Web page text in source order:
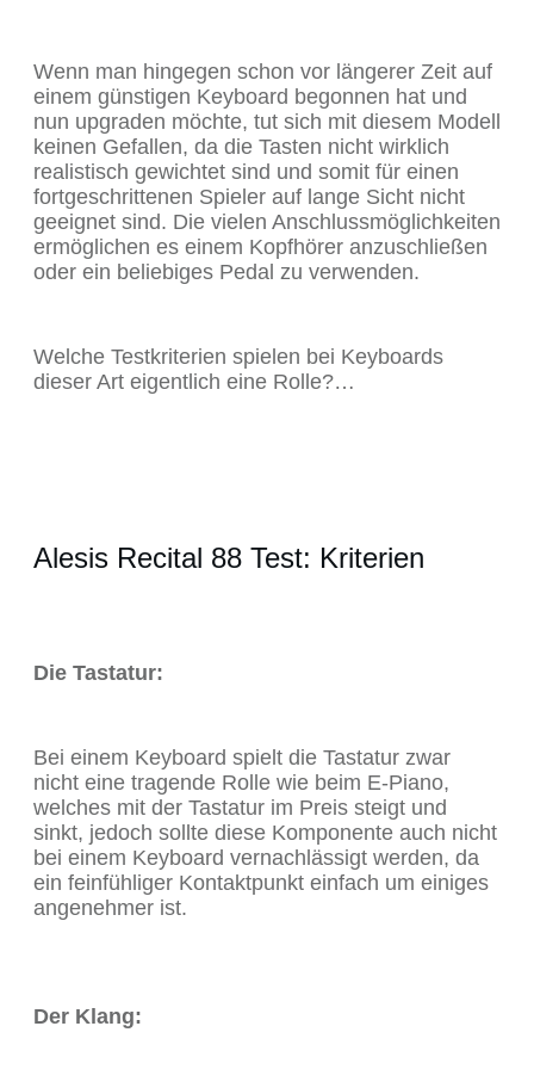
Wenn man hingegen schon vor längerer Zeit auf
einem günstigen Keyboard begonnen hat und
nun upgraden möchte, tut sich mit diesem Modell
keinen Gefallen, da die Tasten nicht wirklich
realistisch gewichtet sind und somit für einen
fortgeschrittenen Spieler auf lange Sicht nicht
geeignet sind. Die vielen Anschlussmöglichkeiten
ermöglichen es einem Kopfhörer anzuschließen
oder ein beliebiges Pedal zu verwenden.
Welche Testkriterien spielen bei Keyboards
dieser Art eigentlich eine Rolle?…
Alesis Recital 88 Test: Kriterien
Die Tastatur:
Bei einem Keyboard spielt die Tastatur zwar
nicht eine tragende Rolle wie beim E-Piano,
welches mit der Tastatur im Preis steigt und
sinkt, jedoch sollte diese Komponente auch nicht
bei einem Keyboard vernachlässigt werden, da
ein feinfühliger Kontaktpunkt einfach um einiges
angenehmer ist.
Der Klang: